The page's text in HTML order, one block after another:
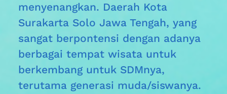
menyenangkan. Daerah Kota
Surakarta Solo Jawa Tengah, yang
sangat berpontensi dengan adanya
berbagai tempat wisata untuk
berkembang untuk SDMnya,